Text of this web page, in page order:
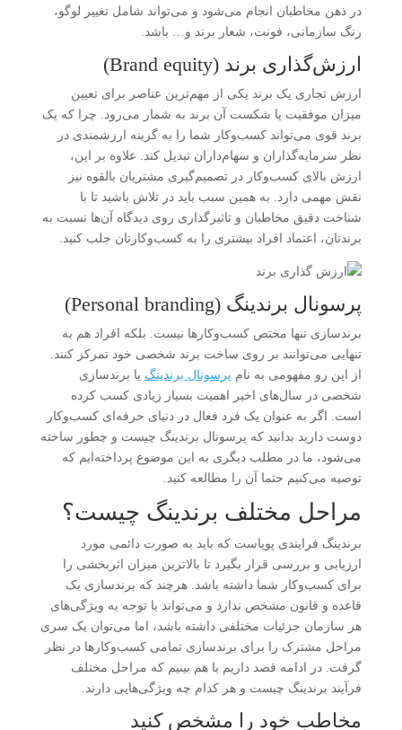
در ذهن مخاطبان انجام می‌شود و می‌تواند شامل تغییر لوگو،
رنگ سازمانی، فونت، شعار برند و… باشد.
ارزش‌گذاری برند (Brand equity)
ارزش تجاری یک برند یکی از مهم‌ترین عناصر برای تعیین
میزان موفقیت یا شکست آن برند به شمار می‌رود. چرا که یک
برند قوی می‌تواند کسب‌وکار شما را به گزینه ارزشمندی در
نظر سرمایه‌گذاران و سهام‌داران تبدیل کند. علاوه بر این،
ارزش بالای کسب‌وکار در تصمیم‌گیری مشتریان بالقوه نیز
نقش مهمی دارد. به همین سبب باید در تلاش باشید تا با
شناخت دقیق مخاطبان و تاثیرگذاری روی دیدگاه آن‌ها نسبت به
برندتان، اعتماد افراد بیشتری را به کسب‌وکارتان جلب کنید.
پرسونال برندینگ (Personal branding)
برندسازی تنها مختص کسب‌وکارها نیست. بلکه افراد هم به
تنهایی می‌توانند بر روی ساخت برند شخصی خود تمرکز کنند.
از این رو مفهومی به نام پرسونال برندینگ یا برندسازی
شخصی در سال‌های اخیر اهمیت بسیار زیادی کسب کرده
است. اگر به عنوان یک فرد فعال در دنیای حرفه‌ای کسب‌وکار
دوست دارید بدانید که پرسونال برندینگ چیست و چطور ساخته
می‌شود، ما در مطلب دیگری به این موضوع پرداخته‌ایم که
توصیه می‌کنیم حتما آن را مطالعه کنید.
مراحل مختلف برندینگ چیست؟
برندینگ فرایندی پویاست که باید به صورت دائمی مورد
ارزیابی و بررسی قرار بگیرد تا بالاترین میزان اثربخشی را
برای کسب‌وکار شما داشته باشد. هرچند که برندسازی یک
قاعده و قانون مشخص ندارد و می‌تواند با توجه به ویژگی‌های
هر سازمان جزئیات مختلفی داشته باشد، اما می‌توان یک سری
مراحل مشترک را برای برندسازی تمامی کسب‌وکارها در نظر
گرفت. در ادامه قصد داریم با هم بینیم که مراحل مختلف
فرآیند برندینگ چیست و هر کدام چه ویژگی‌هایی دارند.
مخاطب خود را مشخص کنید